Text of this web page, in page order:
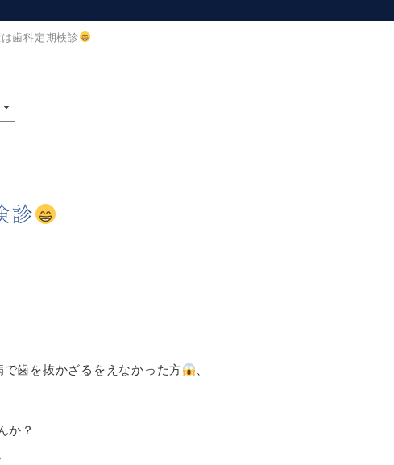
歯科定期検診
診
で歯を抜かざるをえなかった方
か？